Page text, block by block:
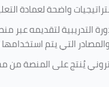
واضحة لعمادة
التدريبية لتقديمه
التي يتم
يُنتج على المنصة من